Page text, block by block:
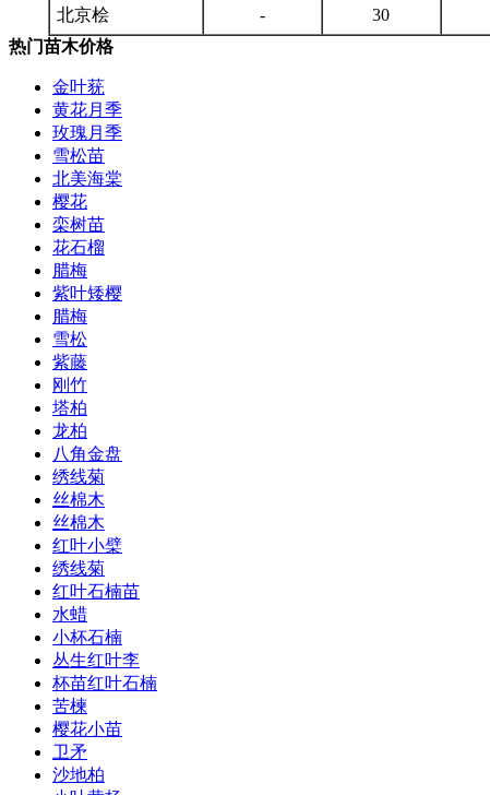
北京桧 - 30
热门苗木价格
金叶莸
黄花月季
玫瑰月季
雪松苗
北美海棠
樱花
栾树苗
花石榴
腊梅
紫叶矮樱
腊梅
雪松
紫藤
刚竹
塔柏
龙柏
八角金盘
绣线菊
丝棉木
丝棉木
红叶小檗
绣线菊
红叶石楠苗
水蜡
小杯石楠
丛生红叶李
杯苗红叶石楠
苦楝
樱花小苗
卫矛
沙地柏